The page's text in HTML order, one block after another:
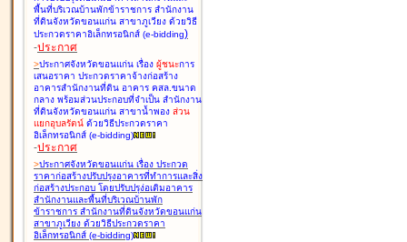
พื้นที่บริเวณบ้านพักข้าราชการ สำนักงาน
ที่ดินจังหวัดขอนแก่น สาขาภูเวียง ด้วยวิธี
ประกวดราคาอิเล็กทรอนิกส์ (e-bidding)
-ประกาศ
>ประกาศจังหวัดขอนแก่น เรื่อง ผู้ชนะการ
เสนอราคา ประกวดราคาจ้างก่อสร้าง
อาคารสำนักงานที่ดิน อาคาร คสล.ขนาด
กลาง พร้อมส่วนประกอบที่จำเป็น สำนักงาน
ที่ดินจังหวัดขอนแก่น สาขาน้ำพอง ส่วน
แยกอุบลรัตน์ ด้วยวิธีประกวดราคา
อิเล็กทรอนิกส์ (e-bidding)
-ประกาศ
>ประกาศจังหวัดขอนแก่น เรื่อง ประกวด
ราคาก่อสร้างปรับปรุงอาคารที่ทำการและสิ่ง
ก่อสร้างประกอบ โดยปรับปรุง่อเติมอาคาร
สำนักงานและพื้นที่บริเวณบ้านพัก
ข้าราชการ สำนักงานที่ดินจังหวัดขอนแก่น
สาขาภูเวียง ด้วยวิธีประกวดราคา
อิเล็กทรอนิกส์ (e-bidding)